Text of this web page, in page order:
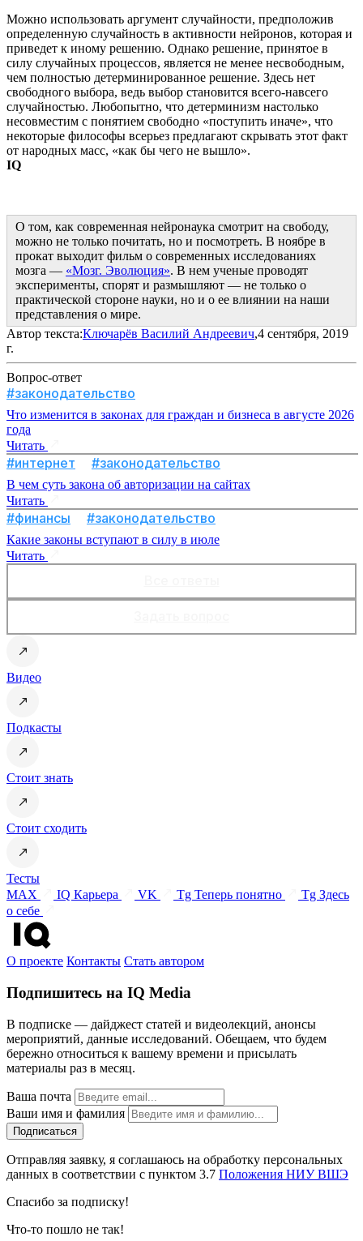
Можно использовать аргумент случайности, предположив
определенную случайность в активности нейронов, которая и
приведет к иному решению. Однако решение, принятое в
силу случайных процессов, является не менее несвободным,
чем полностью детерминированное решение. Здесь нет
свободного выбора, ведь выбор становится всего-навсего
случайностью. Любопытно, что детерминизм настолько
несовместим с понятием свободно «поступить иначе», что
некоторые философы всерьез предлагают скрывать этот факт
от народных масс, «как бы чего не вышло».
IQ
О том, как современная нейронаука смотрит на свободу,
можно не только почитать, но и посмотреть. В ноябре в
прокат выходит фильм о современных исследованиях
мозга — «Мозг. Эволюция». В нем ученые проводят
эксперименты, спорят и размышляют — не только о
практической стороне науки, но и о ее влиянии на наши
представления о мире.
Автор текста:Ключарёв Василий Андреевич,4 сентября, 2019
г.
Вопрос-ответ
#законодательство
Что изменится в законах для граждан и бизнеса в августе 2026
года
Читать
#интернет #законодательство
В чем суть закона об авторизации на сайтах
Читать
#финансы #законодательство
Какие законы вступают в силу в июле
Читать
Видео
Подкасты
Стоит знать
Стоит сходить
Тесты
MAX
IQ Карьера VK Tg Теперь понятно
Tg Здесь
о себе
О проекте Контакты Стать автором
Подпишитесь на IQ Media
В подписке — дайджест статей и видеолекций, анонсы
мероприятий, данные исследований. Обещаем, что будем
бережно относиться к вашему времени и присылать
материалы раз в месяц.
Ваша почта
Ваши имя и фамилия
Отправляя заявку, я соглашаюсь на обработку персональных
данных в соответствии с пунктом 3.7 Положения НИУ ВШЭ
Спасибо за подписку!
Что-то пошло не так!